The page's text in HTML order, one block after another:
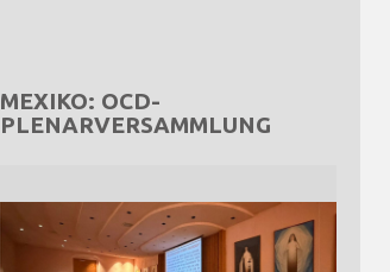
MEXIKO: OCD-
PLENARVERSAMMLUNG